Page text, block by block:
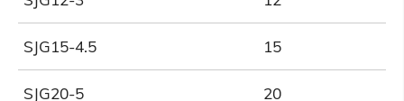
SJG15-4.5 15
SJG20-5 20